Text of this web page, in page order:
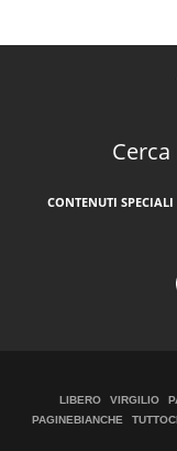
CONTENUTI SPECIALI
LIBERO VIRGILIO
PAGINEBIANCHE